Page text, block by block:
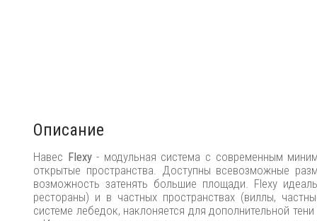
Описание
Навес Flexy- модульная система с современным
открытые пространства. Доступны всевозможные
возможность затенять большие площади. Flexy
рестораны) и в частных пространствах (виллы,
системе лебедок, наклоняется для дополнительной